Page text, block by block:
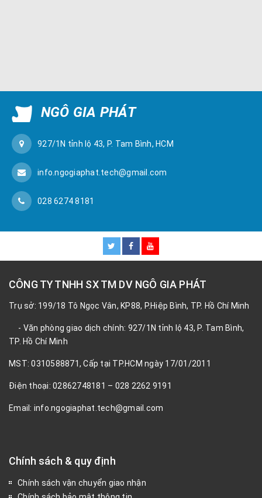
NGÔ GIA PHÁT
927/1N tỉnh lộ 43, P. Tam Bình, HCM
info.ngogiaphat.tech@gmail.com
028 6274 8181
CÔNG TY TNHH SX TM DV NGÔ GIA PHÁT
Trụ sở: 199/18 Tô Ngọc Vân, KP88, P.Hiệp Bình, TP. Hồ Chí Minh
- Văn phòng giao dịch chính: 927/1N tỉnh lộ 43, P. Tam Bình,
TP. Hồ Chí Minh
MST: 0310588871, Cấp tại TP.HCM ngày 17/01/2011
Điện thoại: 02862748181 – 028 2262 9191
Email: info.ngogiaphat.tech@gmail.com
Chính sách & quy định
Chính sách vận chuyển giao nhận